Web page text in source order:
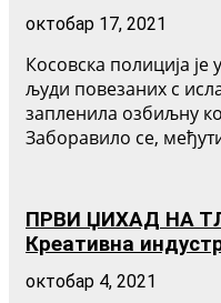
октобар 17, 2021
Косовска полиција је
људи повезаних с
запленила озбиљну
Заборавило се,
ПРВИ ЏИХАД НА
Креативна
октобар 4, 2021